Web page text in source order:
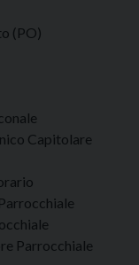
(PO)
Capitolare
Parrocchiale